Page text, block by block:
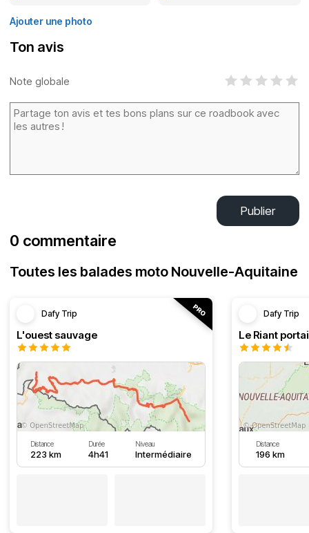
Ajouter une photo
Ton avis
Note globale
Publier
0 commentaire
Toutes les balades moto Nouvelle-Aquitaine
Dafy Trip
L'ouest sauvage
Distance
223 km
Durée
4h41
Niveau
Intermédiaire
Dafy Trip
Le Riant
Distance
196 km